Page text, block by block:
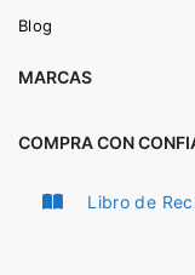
Blog
MARCAS
COMPRA CON
Libro de